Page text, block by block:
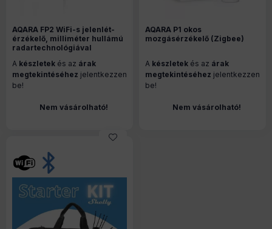
AQARA FP2 WiFi-s jelenlét-
érzékelő, milliméter hullámú
radartechnológiával
A készletek és az árak
megtekintéséhez jelentkezzen
be!
Nem vásárolható!
AQARA P1 okos
mozgásérzékelő (Zigbee)
A készletek és az árak
megtekintéséhez jelentkezzen
be!
Nem vásárolható!